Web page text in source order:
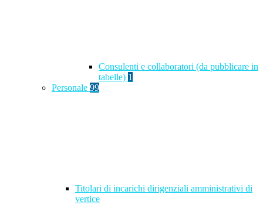
Consulenti e collaboratori (da pubblicare in
tabelle) 1
Personale 99
Titolari di incarichi dirigenziali amministrativi di
vertice